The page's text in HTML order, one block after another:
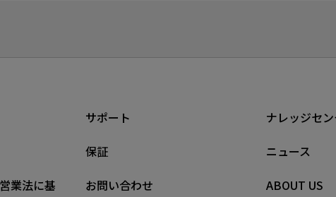
業法に基
サポート
保証
お問い合わせ
ナレッジセ
ニュース
ABOUT US